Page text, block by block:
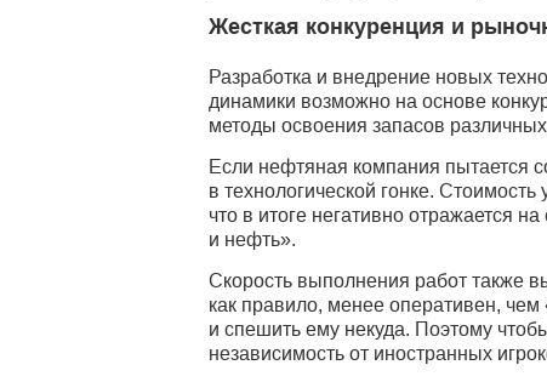
Жесткая конкуренция и
Разработка и внедрение новых
динамики возможно на основе
методы освоения запасов
Если нефтяная компания пытается
в технологической гонке.
что в итоге негативно отражается
и нефть».
Скорость выполнения работ также
как правило, менее оперативен,
и спешить ему некуда. Поэтому
независимость от иностранных